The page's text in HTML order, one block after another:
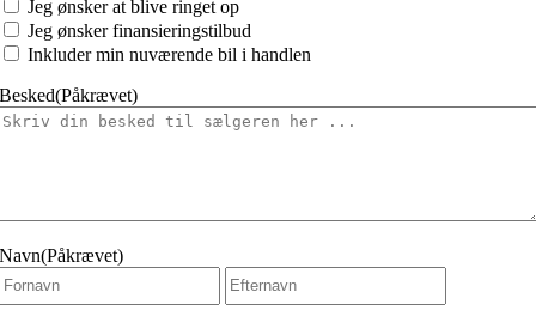
Jeg ønsker at blive ringet op
Jeg ønsker finansieringstilbud
Inkluder min nuværende bil i handlen
Besked(Påkrævet)
Navn(Påkrævet)
Fornavn